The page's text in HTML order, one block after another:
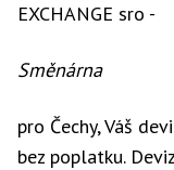
EXCHANGE sro -
Směnárna
pro Čechy, Váš
bez poplatku.